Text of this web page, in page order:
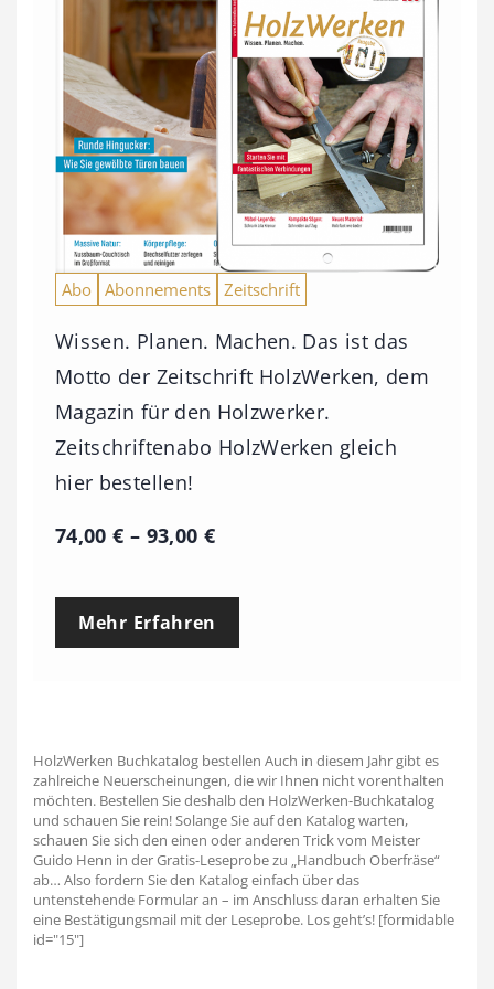
Abo Abonnements Zeitschrift
Wissen. Planen. Machen. Das ist das
Motto der Zeitschrift HolzWerken, dem
Magazin für den Holzwerker.
Zeitschriftenabo HolzWerken gleich
hier bestellen!
74,00€ – 93,00 €P
e
a
n
n
e
:
Mehr Erfahren
HolzWerken Buchkatalog bestellen Auch in diesem Jahr gibt es
zahlreiche Neuerscheinungen, die wir Ihnen nicht vorenthalten
möchten. Bestellen Sie deshalb den HolzWerken-Buchkatalog
und schauen Sie rein! Solange Sie auf den Katalog warten,
schauen Sie sich den einen oder anderen Trick vom Meister
Guido Henn in der Gratis-Leseprobe zu „Handbuch Oberfräse“
ab… Also fordern Sie den Katalog einfach über das
untenstehende Formular an – im Anschluss daran erhalten Sie
eine Bestätigungsmail mit der Leseprobe. Los geht’s! [formidable
id="15"]